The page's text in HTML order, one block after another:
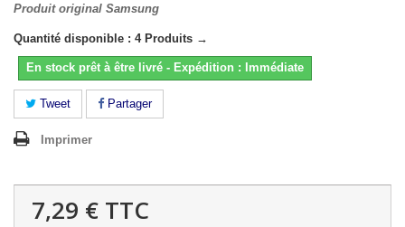
Produit original Samsung
Quantité disponible : 4 Produits →
En stock prêt à être livré - Expédition : Immédiate
Tweet Partager
Imprimer
7,29 € TTC